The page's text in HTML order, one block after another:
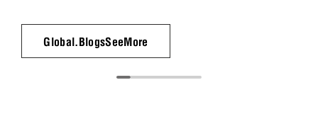
Global.BlogsSeeMore